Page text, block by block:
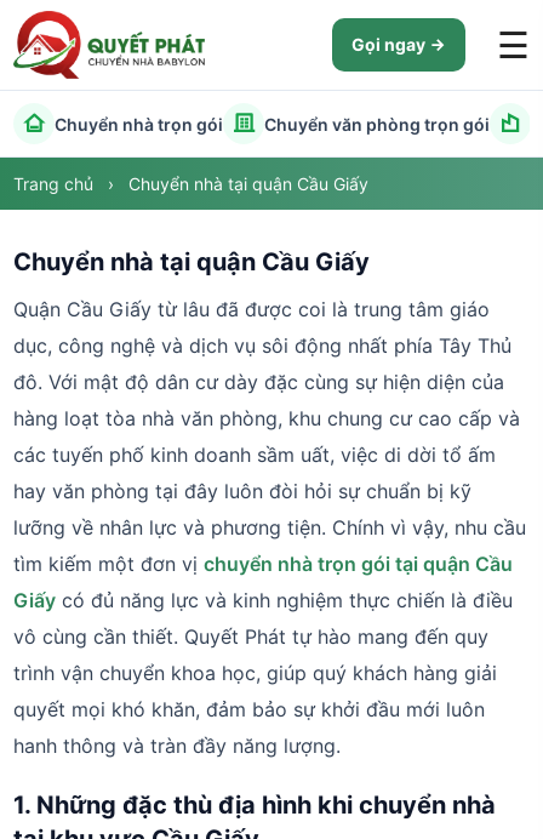
Gọi ngay ☰
Chuyển nhà trọn gói Chuyển văn phòng trọn gói
Trang chủ › Chuyển nhà tại quận Cầu Giấy
Chuyển nhà tại quận Cầu Giấy
Quận Cầu Giấy từ lâu đã được coi là trung tâm giáo
dục, công nghệ và dịch vụ sôi động nhất phía Tây Thủ
đô. Với mật độ dân cư dày đặc cùng sự hiện diện của
hàng loạt tòa nhà văn phòng, khu chung cư cao cấp và
các tuyến phố kinh doanh sầm uất, việc di dời tổ ấm
hay văn phòng tại đây luôn đòi hỏi sự chuẩn bị kỹ
lưỡng về nhân lực và phương tiện. Chính vì vậy, nhu cầu
tìm kiếm một đơn vịchuyển nhà trọn gói tại quận Cầu
Giấy có đủ năng lực và kinh nghiệm thực chiến là điều
vô cùng cần thiết. Quyết Phát tự hào mang đến quy
trình vận chuyển khoa học, giúp quý khách hàng giải
quyết mọi khó khăn, đảm bảo sự khởi đầu mới luôn
hanh thông và tràn đầy năng lượng.
1. Những đặc thù địa hình khi chuyển nhà